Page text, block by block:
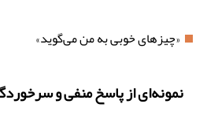
«چیزهای خوبی به من می‌گوید»
نمونه‌ای از پاسخ منفی و